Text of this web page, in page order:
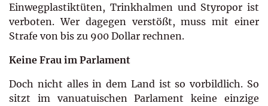
Einwegplastiktüten, Trinkhalmen und Styropor ist
verboten. Wer dagegen verstößt, muss mit einer
Strafe von bis zu 900 Dollar rechnen.
Keine Frau im Parlament
Doch nicht alles in dem Land ist so vorbildlich. So
sitzt im vanuatuischen Parlament keine einzige